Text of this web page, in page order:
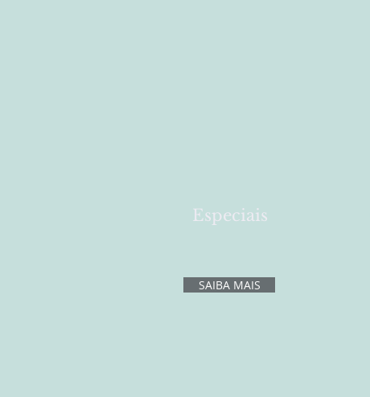
Especiais
SAIBA MAIS